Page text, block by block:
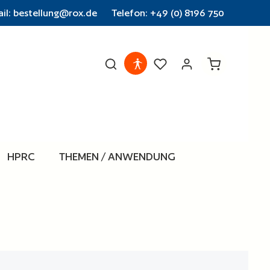
bestellung@rox.de Telefon: +49 (0) 8196 750
Warenkorb
HPRC THEMEN / ANWENDUNG